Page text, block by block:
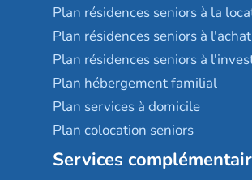
Plan résidences seniors à la
Plan résidences seniors à l'achat
Plan résidences seniors à
Plan hébergement familial
Plan services à domicile
Plan colocation seniors
Services